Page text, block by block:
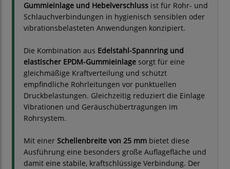
Gummieinlage und Hebelverschluss ist für Rohr- und
Schlauchverbindungen in hygienisch sensiblen oder
vibrationsbelasteten Anwendungen konzipiert.
Die Kombination aus Edelstahl-Spannring und
elastischer EPDM-Gummieinlage sorgt für eine
gleichmäßige Kraftverteilung und schützt
empfindliche Rohrleitungen vor punktuellen
Druckbelastungen. Gleichzeitig reduziert die Einlage
Vibrationen und Geräuschübertragungen im
Rohrsystem.
Mit einer Schellenbreite von 25 mm bietet diese
Ausführung eine besonders große Auflagefläche und
damit eine stabile, kraftschlüssige Verbindung. Der